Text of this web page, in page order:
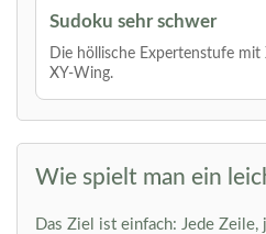
Sudoku sehr schwer
Die höllische Expertenstufe
XY-Wing.
Wie spielt man ein
Das Ziel ist einfach: Jede